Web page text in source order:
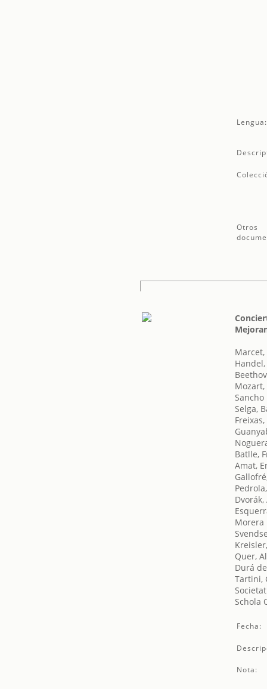
Lengua:
Otros
Sancho
Selga,
Batlle,
Amat,
Morera
Quer,
Durá
Tartini,
Schola
Fecha:
Nota: